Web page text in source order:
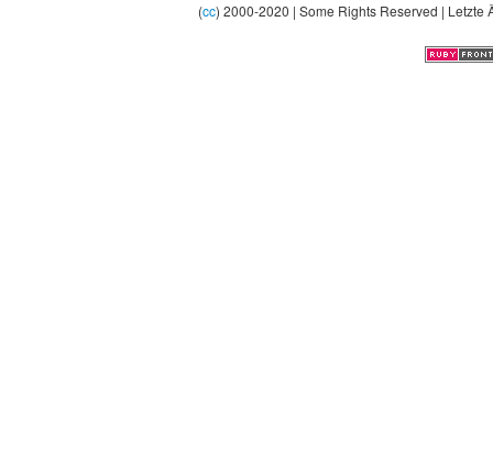
(cc) 2000-2020 | Some Rights Reserved |